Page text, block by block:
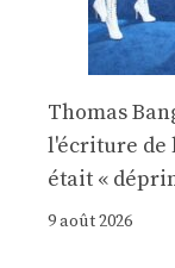
Thomas
l'écriture de
était «
9 août 2026